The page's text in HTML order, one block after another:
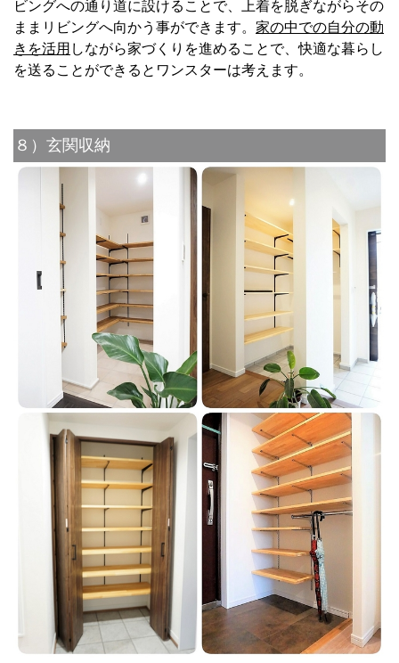
ビングへの通り道に設けることで、上着を脱ぎながらその
ままリビングへ向かう事ができます。 家の中での自分の動
きを活用 しながら家づくりを進めることで、快適な暮らし
を送ることができるとワンスターは考えます。
８）玄関収納